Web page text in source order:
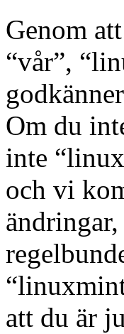
Genom
“vår”,
Om du
inte
och vi
att du är